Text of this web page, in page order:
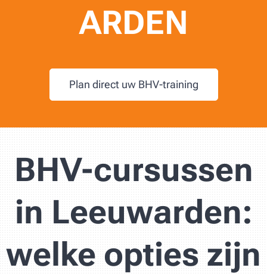
ARDEN
Plan direct uw BHV-training
BHV-cursussen
in Leeuwarden:
welke opties zijn